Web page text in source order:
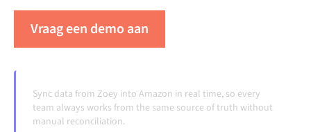
Vraag een demo aan
Sync data from Zoey into Amazon in real time, so every
team always works from the same source of truth without
manual reconciliation.